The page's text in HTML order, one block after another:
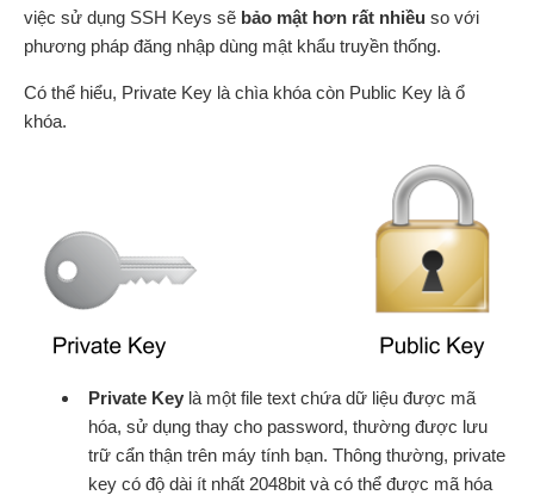
việc sử dụng SSH Keys sẽ bảo mật hơn rất nhiều so với
phương pháp đăng nhập dùng mật khẩu truyền thống.
Có thể hiểu, Private Key là chìa khóa còn Public Key là ổ
khóa.
Private Key là một file text chứa dữ liệu được mã
hóa, sử dụng thay cho password, thường được lưu
trữ cẩn thận trên máy tính bạn. Thông thường, private
key có độ dài ít nhất 2048bit và có thể được mã hóa